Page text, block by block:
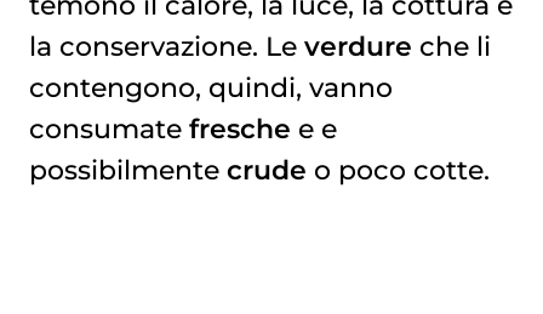
la conservazione. Le verdure che li
contengono, quindi, vanno
consumate fresche e e
possibilmente crude o poco cotte.